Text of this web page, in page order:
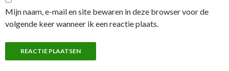
Mijn naam, e-mail en site bewaren in deze browser voor de
volgende keer wanneer ik een reactie plaats.